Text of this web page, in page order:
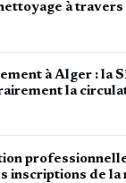
à travers
à Alger : la
la
inscriptions de